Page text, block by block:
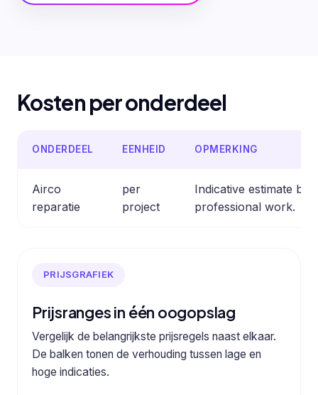
Kosten per onderdeel
ONDERDEEL EENHEID OPMERKING
Airco
reparatie
per
project
Indicative estimate
professional work.
PRIJSGRAFIEK
Prijsranges in één oogopslag
Vergelijk de belangrijkste prijsregels naast elkaar.
De balken tonen de verhouding tussen lage en
hoge indicaties.